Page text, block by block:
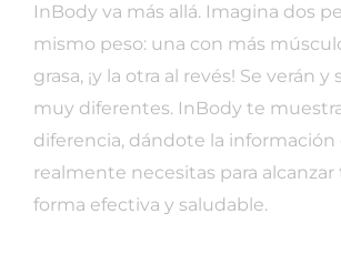
InBody va más allá. Imagina dos
mismo peso: una con más
grasa, ¡y la otra al revés! Se verán y
muy diferentes. InBody te
diferencia, dándote la información
realmente necesitas para
forma efectiva y saludable.